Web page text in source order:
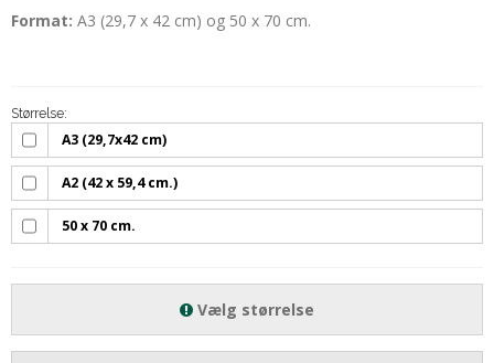
Format: A3 (29,7 x 42 cm) og 50 x 70 cm.
Størrelse:
A3 (29,7x42 cm)
A2 (42 x 59,4 cm.)
50 x 70 cm.
Vælg størrelse